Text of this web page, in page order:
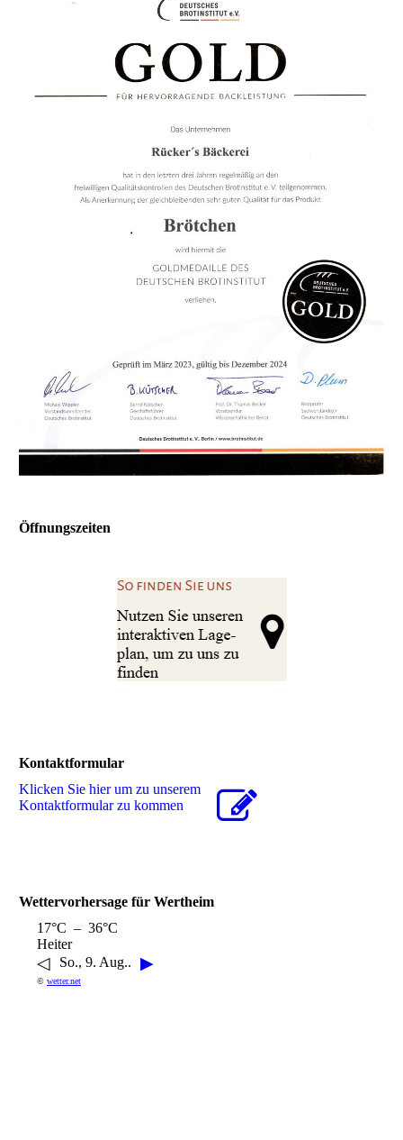
Öffnungszeiten
Kontaktformular
Klicken Sie hier um zu unserem
Kon­takt­for­mu­lar zu kommen
Wettervorhersage für Wertheim
17°C – 36°C
Heiter
◁ So., 9. Aug.. ▶
© wetter.net